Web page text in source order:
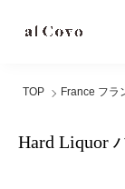
TOP France フラ
Hard Liquor